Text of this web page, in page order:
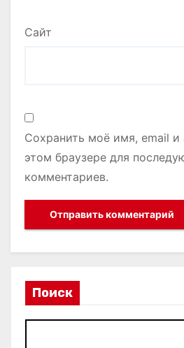
Сайт
Сохранить моё имя, email и
этом браузере для
комментариев.
Поиск